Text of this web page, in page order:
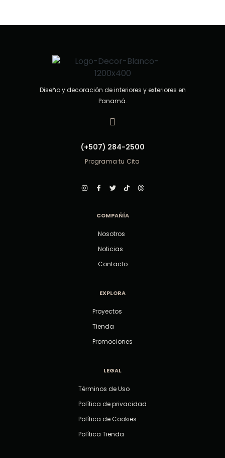
5
Diseño y decoración de interiores y exteriores en
Panamá.
(+507) 284-2500
Programa tu Cita
COMPAÑÍA
Nosotros
Noticias
Contacto
EXPLORA
Proyectos
Tienda
Promociones
LEGAL
Términos de Uso
Política de privacidad
Política de Cookies
Política Tienda